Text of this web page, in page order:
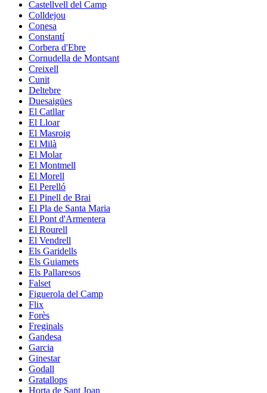
Castellvell del Camp
Colldejou
Conesa
Constantí
Corbera d'Ebre
Cornudella de Montsant
Creixell
Cunit
Deltebre
Duesaigües
El Catllar
El Lloar
El Masroig
El Milà
El Molar
El Montmell
El Morell
El Perelló
El Pinell de Brai
El Pla de Santa Maria
El Pont d'Armentera
El Rourell
El Vendrell
Els Garidells
Els Guiamets
Els Pallaresos
Falset
Figuerola del Camp
Flix
Forès
Freginals
Gandesa
Garcia
Ginestar
Godall
Gratallops
Horta de Sant Joan